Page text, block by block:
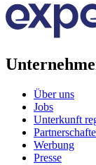
Über uns
Jobs
Unterkunft
Werbung
Presse